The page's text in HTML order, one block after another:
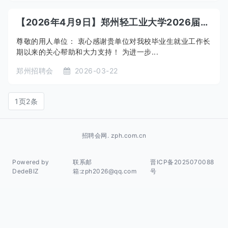
【2026年4月9日】郑州轻工业大学2026届艺术类/语言类毕业生专场双选会
尊敬的用人单位： 衷心感谢贵单位对我校毕业生就业工作长
期以来的关心帮助和大力支持！ 为进一步...
郑州招聘会 2026-03-22
1页2条
招聘会网. zph.com.cn
Powered by
DedeBIZ
联系邮
箱:zph2026@qq.com
晋ICP备2025070088
号